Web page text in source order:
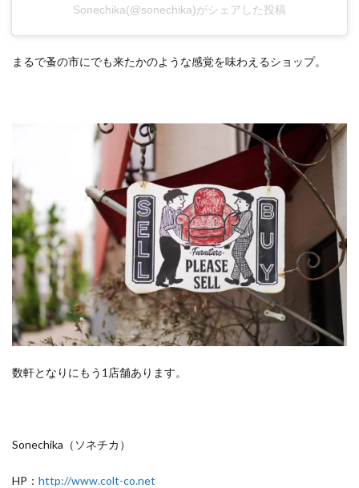
Sonechika(@sonechika)がシェアした投稿
まるで蚤の市にでも来たかのような感覚を味わえるショップ。
数軒となりにもう1店舗あります。
Sonechika（ソネチカ）
HP： http://www.colt-co.net